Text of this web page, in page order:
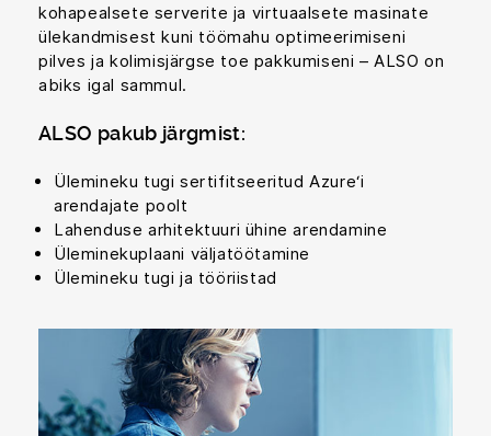
kohapealsete serverite ja virtuaalsete masinate
ülekandmisest kuni töömahu optimeerimiseni
pilves ja kolimisjärgse toe pakkumiseni – ALSO on
abiks igal sammul.
ALSO pakub järgmist:
Ülemineku tugi sertifitseeritud Azure‘i
arendajate poolt
Lahenduse arhitektuuri ühine arendamine
Üleminekuplaani väljatöötamine
Ülemineku tugi ja tööriistad